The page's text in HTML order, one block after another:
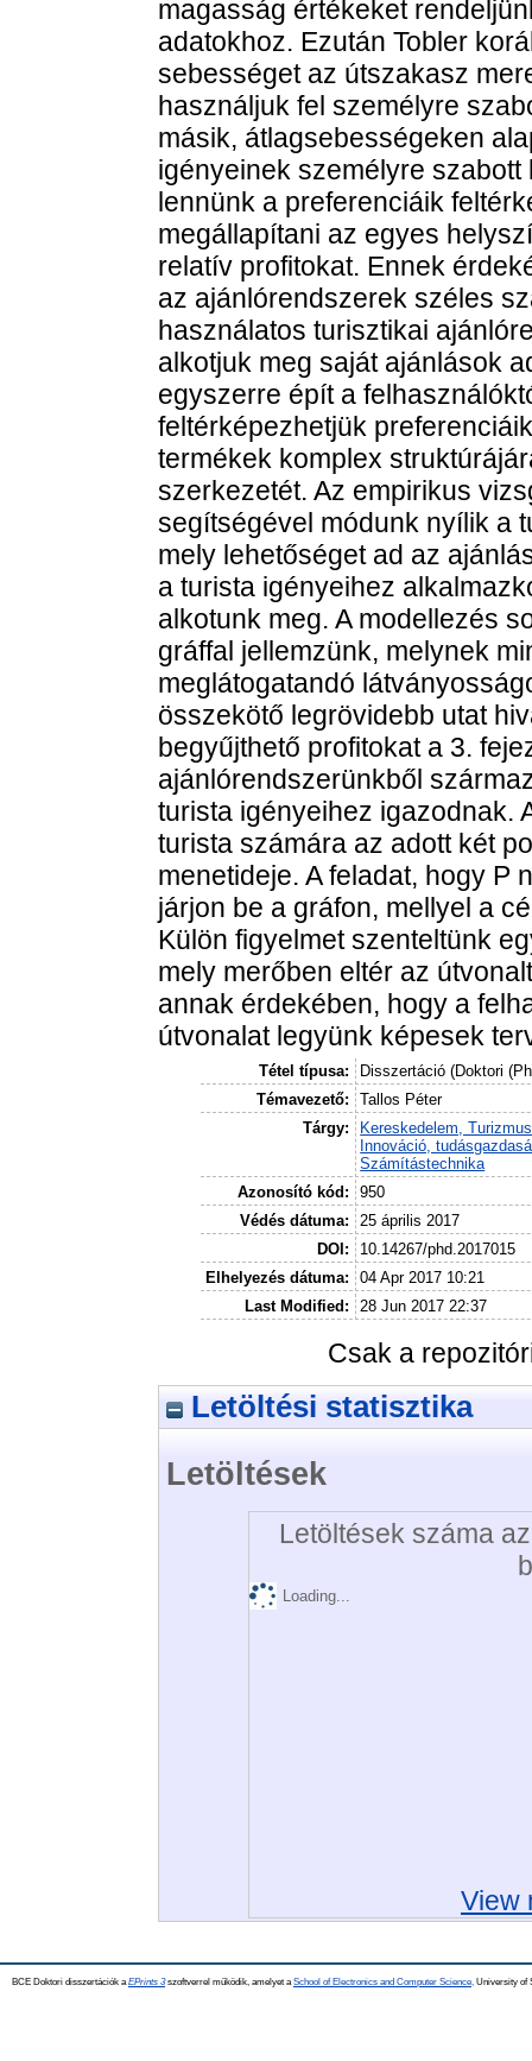
magasság értékeket
adatokhoz. Ezután Tobler
sebességet az útszakasz
használjuk fel személyre
másik, átlagsebességeken
igényeinek személyre
lennünk a preferenciáik
megállapítani az egyes
relatív profitokat. Ennek
az ajánlórendszerek széles
használatos turisztikai
alkotjuk meg saját ajánlások
egyszerre épít a
feltérképezhetjük
termékek komplex
szerkezetét. Az empirikus
segítségével módunk nyílik a
mely lehetőséget ad az
a turista igényeihez
alkotunk meg. A modellezés
gráffal jellemzünk, melynek
meglátogatandó
összekötő legrövidebb utat
begyűjthető profitokat a 3.
ajánlórendszerünkből
turista igényeihez igazodnak.
turista számára az adott két
menetideje. A feladat, hogy P
járjon be a gráfon, mellyel a
Külön figyelmet szenteltünk
mely merőben eltér az
annak érdekében, hogy a
útvonalat legyünk képesek
Tétel típusa:
Disszertáció (Doktori
Témavezető:
Tallos Péter
Tárgy:
Kereskedelem,
Innováció,
Számítástechnika
Azonosító kód:
950
Védés dátuma:
25 április 2017
DOI:
10.14267/phd.2017015
Elhelyezés dátuma:
04 Apr 2017 10:21
Last Modified:
28 Jun 2017 22:37
Csak a
Letöltési statisztika
Letöltések
Letöltések száma
Loading...
View
BCE Doktori disszertációk a EPrints 3szoftverrel működik, amelyet a School of Electronics and Computer Science, University of